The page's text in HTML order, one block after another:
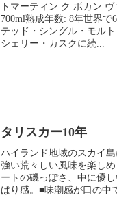
トマーティン ク ボカン
700ml熟成年数: 8年世界で
テッド・シングル・モル
シェリー・カスクに続...
タリスカー10年
ハイランド地域のスカイ
強い荒々しい風味を楽し
ートの磯っぽさ、中に優
ぱり感。■味潮感が口の中